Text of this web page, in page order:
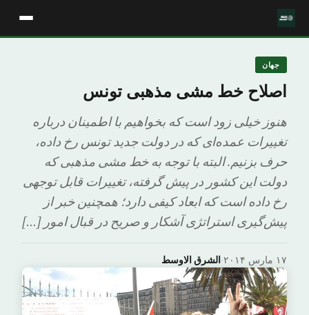
جهان
اصلاح خط مشی مذهبی تونس
هنوز خیلی زود است که بخواهیم با اطمینان درباره
تغییرات عمده‌ای که در دولت جدید تونس رخ داده،
حرف بزنیم. البته با توجه به خط مشی مذهبی که
دولت این کشور در پیش گرفته، تغییرات قابل توجهی
رخ داده است که ابعاد کیفی دارد؛ همچنین خبر از
پیش‌گیری استراتژی آشکار و صریح در قبال امور […]
الشرق الاوسط· ۱۷ مارس ۲۰۱۴